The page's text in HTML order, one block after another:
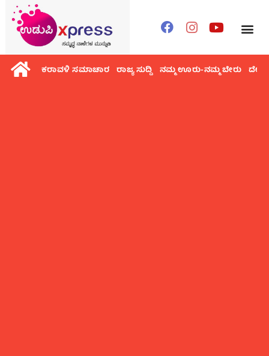
ಕರಾವಳಿ ಸಮಾಚಾರ ರಾಜ್ಯ ಸುದ್ದಿ ನಮ್ಮ ಊರು-ನಮ್ಮ ಬೇರು ದೇಶ